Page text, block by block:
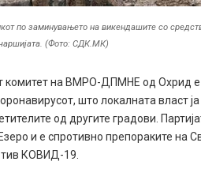
по заминувањето на викендашите со
чаршијата. (Фото: СДК.МК)
комитет на ВМРО-ДПМНЕ од Охрид е
што локалната власт
од другите градови.
и е спротивно препораките на
КОВИД-19.